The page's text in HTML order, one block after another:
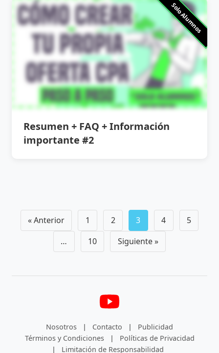
Solo Alumnos
Resumen + FAQ + Información
importante #2
Navegación
« Anterior 1 2 3 4
5
…
10 Siguiente »
Nosotros | Contacto |
Publicidad
Términos y Condiciones
|
Políticas de Privacidad
|
Limitación de Responsabilidad